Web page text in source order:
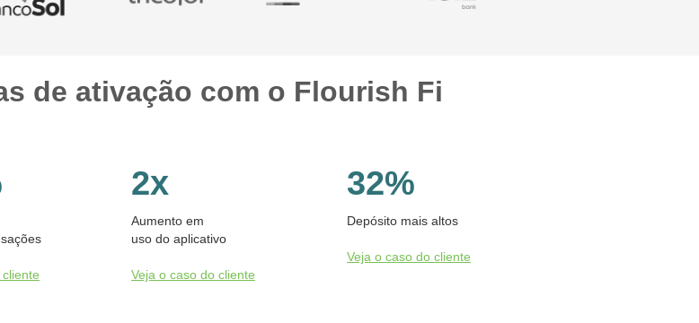
de ativação com o Flourish Fi
2x
Aumento em
uso do aplicativo
Veja o caso do cliente
32%
Depósito mais altos
Veja o caso do cliente